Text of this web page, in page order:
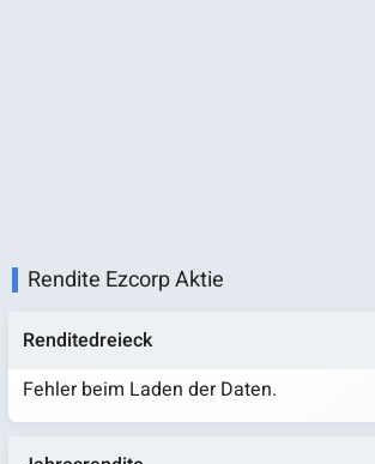
Rendite Ezcorp Aktie
Renditedreieck
Fehler beim Laden der Daten.